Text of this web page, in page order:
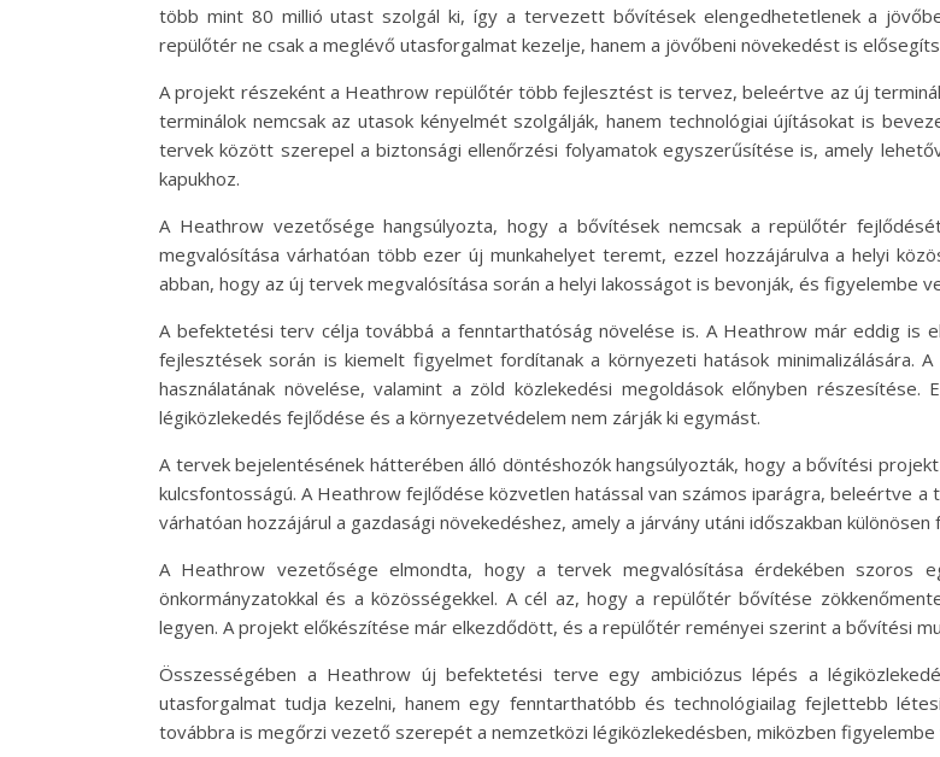
több mint 80 millió utast szolgál ki, így a tervezett bővítések elengedhetetlenek a
repülőtér ne csak a meglévő utasforgalmat kezelje, hanem a jövőbeni növekedést is
A projekt részeként a Heathrow repülőtér több fejlesztést is tervez, beleértve az új
terminálok nemcsak az utasok kényelmét szolgálják, hanem technológiai újításokat is
tervek között szerepel a biztonsági ellenőrzési folyamatok egyszerűsítése is, amely
kapukhoz.
A Heathrow vezetősége hangsúlyozta, hogy a bővítések nemcsak a repülőtér
megvalósítása várhatóan több ezer új munkahelyet teremt, ezzel hozzájárulva a helyi
abban, hogy az új tervek megvalósítása során a helyi lakosságot is bevonják, és figyelembe
A befektetési terv célja továbbá a fenntarthatóság növelése is. A Heathrow már eddig is
fejlesztések során is kiemelt figyelmet fordítanak a környezeti hatások
használatának növelése, valamint a zöld közlekedési megoldások előnyben
légiközlekedés fejlődése és a környezetvédelem nem zárják ki egymást.
A tervek bejelentésének hátterében álló döntéshozók hangsúlyozták, hogy a bővítési
kulcsfontosságú. A Heathrow fejlődése közvetlen hatással van számos iparágra, beleértve
várhatóan hozzájárul a gazdasági növekedéshez, amely a járvány utáni időszakban különösen
A Heathrow vezetősége elmondta, hogy a tervek megvalósítása érdekében szoros
önkormányzatokkal és a közösségekkel. A cél az, hogy a repülőtér bővítése
legyen. A projekt előkészítése már elkezdődött, és a repülőtér reményei szerint a bővítési
Összességében a Heathrow új befektetési terve egy ambiciózus lépés a
utasforgalmat tudja kezelni, hanem egy fenntarthatóbb és technológiailag fejlettebb
továbbra is megőrzi vezető szerepét a nemzetközi légiközlekedésben, miközben